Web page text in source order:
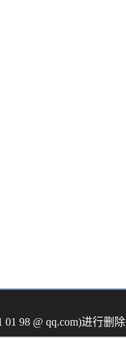
98 @ qq.com)进行删除